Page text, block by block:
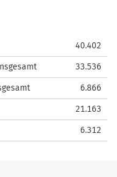
40.402
33.536
6.866
21.163
6.312